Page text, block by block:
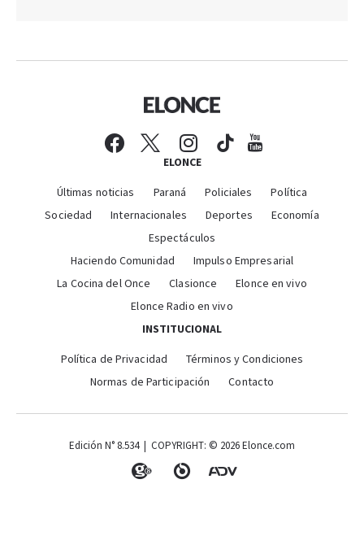
ELONCE
Últimas noticias Paraná Policiales
Política
Sociedad
Internacionales Deportes
Economía
Espectáculos
Haciendo Comunidad
Impulso Empresarial
La Cocina del Once
Clasionce
Elonce en vivo
Elonce Radio en vivo
INSTITUCIONAL
Política de Privacidad
Términos y Condiciones
Normas de Participación
Contacto
Edición N° 8.534 | COPYRIGHT: © 2026 Elonce.com